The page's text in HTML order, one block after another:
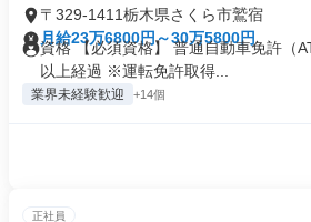
〒329-1411栃木県さくら市鷲宿
月給23万6800円～30万5800円
資格 【必須資格】 普通自動車免許（
以上経過 ※運転免許取得...
業界未経験歓迎 +14個
正社員